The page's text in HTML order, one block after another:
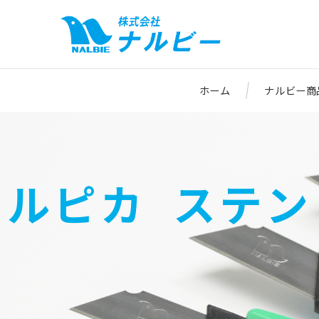
ホーム ナルビー商
ルピカ ステ